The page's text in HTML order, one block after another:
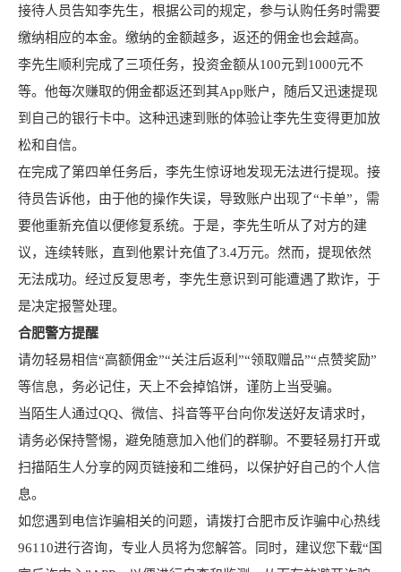
接待人员告知李先生，根据公司的规定，参与认购任务时需要
缴纳相应的本金。缴纳的金额越多，返还的佣金也会越高。
李先生顺利完成了三项任务，投资金额从100元到1000元不
等。他每次赚取的佣金都返还到其App账户，随后又迅速提现
到自己的银行卡中。这种迅速到账的体验让李先生变得更加放
松和自信。
在完成了第四单任务后，李先生惊讶地发现无法进行提现。接
待员告诉他，由于他的操作失误，导致账户出现了“卡单”，需
要他重新充值以便修复系统。于是，李先生听从了对方的建
议，连续转账，直到他累计充值了3.4万元。然而，提现依然
无法成功。经过反复思考，李先生意识到可能遭遇了欺诈，于
是决定报警处理。
合肥警方提醒
请勿轻易相信“高额佣金”“关注后返利”“领取赠品”“点赞奖励”
等信息，务必记住，天上不会掉馅饼，谨防上当受骗。
当陌生人通过QQ、微信、抖音等平台向你发送好友请求时，
请务必保持警惕，避免随意加入他们的群聊。不要轻易打开或
扫描陌生人分享的网页链接和二维码，以保护好自己的个人信
息。
如您遇到电信诈骗相关的问题，请拨打合肥市反诈骗中心热线
96110进行咨询，专业人员将为您解答。同时，建议您下载“国